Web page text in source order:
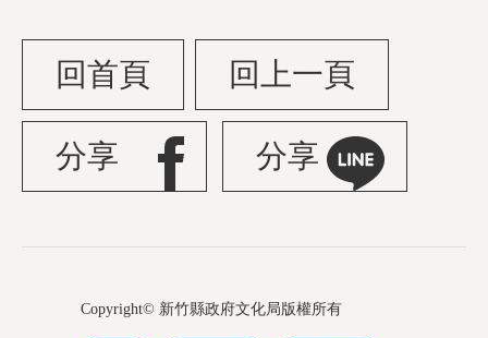
回首頁 回上一頁
分享 分享
Copyright© 新竹縣政府文化局版權所有